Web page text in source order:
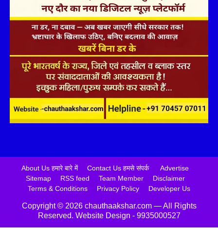
About Us हमारे बारे में Contact Us हमसे संपर्क
Advertise
Sitemap
RSS feed Team Member
Disclaimer
Terms & Conditions
Privacy Policy Developer Us
Copyright ©️ 2026 chauthaakshar.com — All Rights
Reserved. Website Design - 9935000527